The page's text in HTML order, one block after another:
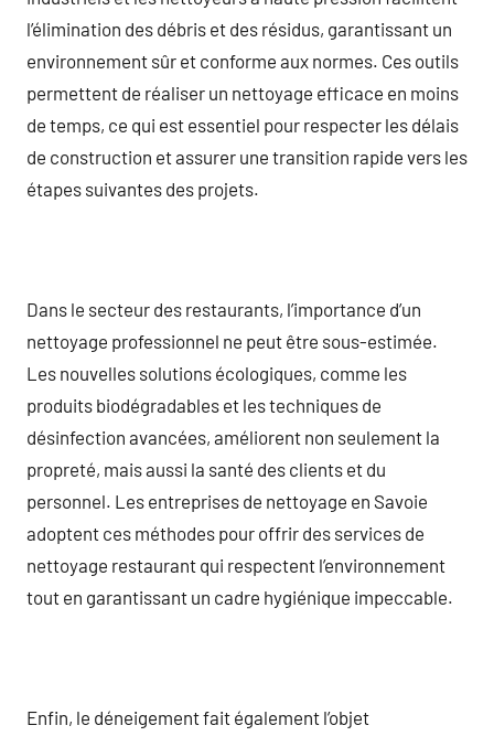
l’élimination des débris et des résidus, garantissant un
environnement sûr et conforme aux normes. Ces outils
permettent de réaliser un nettoyage efficace en moins
de temps, ce qui est essentiel pour respecter les délais
de construction et assurer une transition rapide vers les
étapes suivantes des projets.
Dans le secteur des restaurants, l’importance d’un
nettoyage professionnel ne peut être sous-estimée.
Les nouvelles solutions écologiques, comme les
produits biodégradables et les techniques de
désinfection avancées, améliorent non seulement la
propreté, mais aussi la santé des clients et du
personnel. Les entreprises de nettoyage en Savoie
adoptent ces méthodes pour offrir des services de
nettoyage restaurant qui respectent l’environnement
tout en garantissant un cadre hygiénique impeccable.
Enfin, le déneigement fait également l’objet